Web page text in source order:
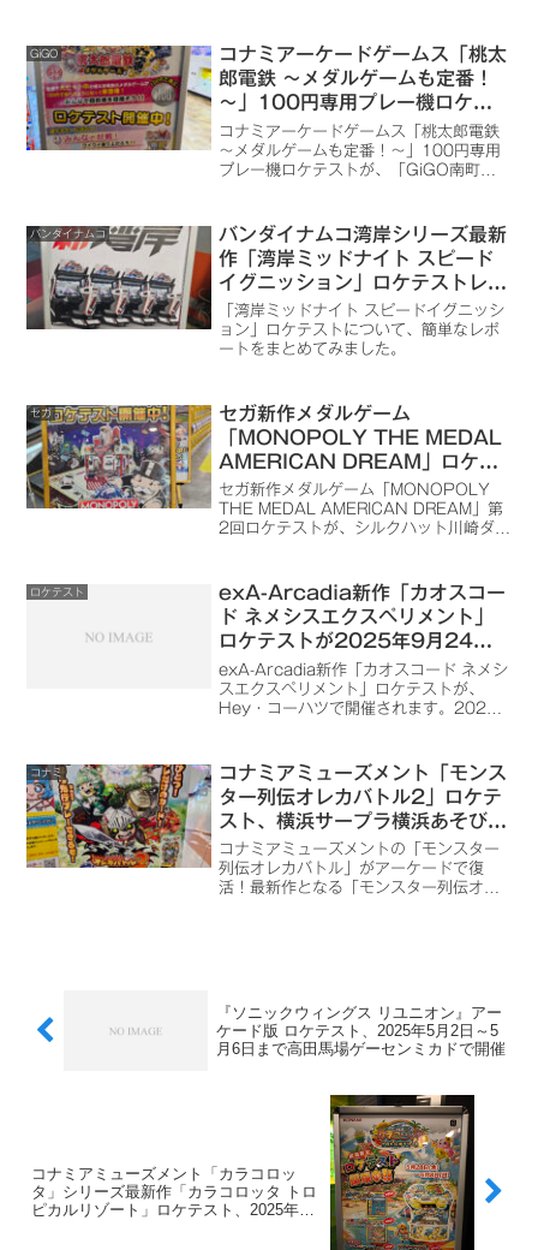
GiGO
コナミアーケードゲームス「桃太
郎電鉄 ～メダルゲームも定番！
～」100円専用プレー機ロケテ
スト、GiGO南町田グランベリー
パーク キッズディスカバリーで
開催（2026年2月7日現地確
コナミアーケードゲームス「桃太郎電鉄
～メダルゲームも定番！～」100円専用
プレー機ロケテストが、「GiGO南町田
バンダイナムコ
バンダイナムコ湾岸シリーズ最新
作「湾岸ミッドナイト スピード
イグニッション」ロケテストレポ
ート（Ver.B等追記）
「湾岸ミッドナイト スピードイグニッシ
ョン」ロケテストについて、簡単なレポ
ートをまとめてみました。
セガ
セガ新作メダルゲーム
「MONOPOLY THE MEDAL
AMERICAN DREAM」ロケテ
スト、シルクハット川崎ダイスで
2024年8月22日～から開催
（2024/9/2 開催店舗追加）
セガ新作メダルゲーム「MONOPOLY
THE MEDAL AMERICAN DREAM」第
2回ロケテストが、シルクハット川崎ダイ
ロケテスト
exA-Arcadia新作「カオスコー
ド ネメシスエクスペリメント」
ロケテストが2025年9月24日
～9月30日まで開催
exA-Arcadia新作「カオスコード ネメシ
スエクスペリメント」ロケテストが、
Hey・コーハツで開催されます。2025
コナミ
コナミアミューズメント「モンス
ター列伝オレカバトル2」ロケテ
スト、横浜サープラ横浜あそびタ
ウンで2024年5月10日～5月
12日まで開催
コナミアミューズメントの「モンスター
列伝オレカバトル」がアーケードで復
活！最新作となる「モンスター列伝オレ
『ソニックウィングス リユニオン』アー
ケード版 ロケテスト、2025年5月2日～5
月6日まで高田馬場ゲーセンミカドで開催
コナミアミューズメント「カラコロッ
タ」シリーズ最新作「カラコロッタ トロ
ピカルリゾート」ロケテスト、2025年5